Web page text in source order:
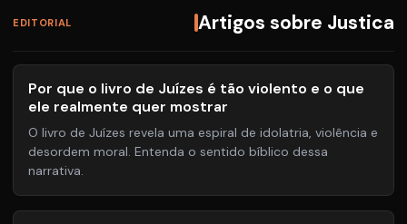
EDITORIAL Artigos sobre Justica
Por que o livro de Juízes é tão violento e o que
ele realmente quer mostrar
O livro de Juízes revela uma espiral de idolatria, violência e
desordem moral. Entenda o sentido bíblico dessa
narrativa.